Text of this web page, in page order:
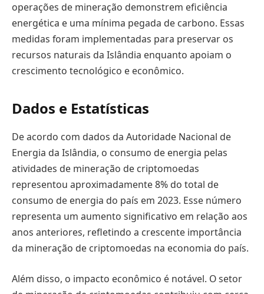
operações de mineração demonstrem eficiência
energética e uma mínima pegada de carbono. Essas
medidas foram implementadas para preservar os
recursos naturais da Islândia enquanto apoiam o
crescimento tecnológico e econômico.
Dados e Estatísticas
De acordo com dados da Autoridade Nacional de
Energia da Islândia, o consumo de energia pelas
atividades de mineração de criptomoedas
representou aproximadamente 8% do total de
consumo de energia do país em 2023. Esse número
representa um aumento significativo em relação aos
anos anteriores, refletindo a crescente importância
da mineração de criptomoedas na economia do país.
Além disso, o impacto econômico é notável. O setor